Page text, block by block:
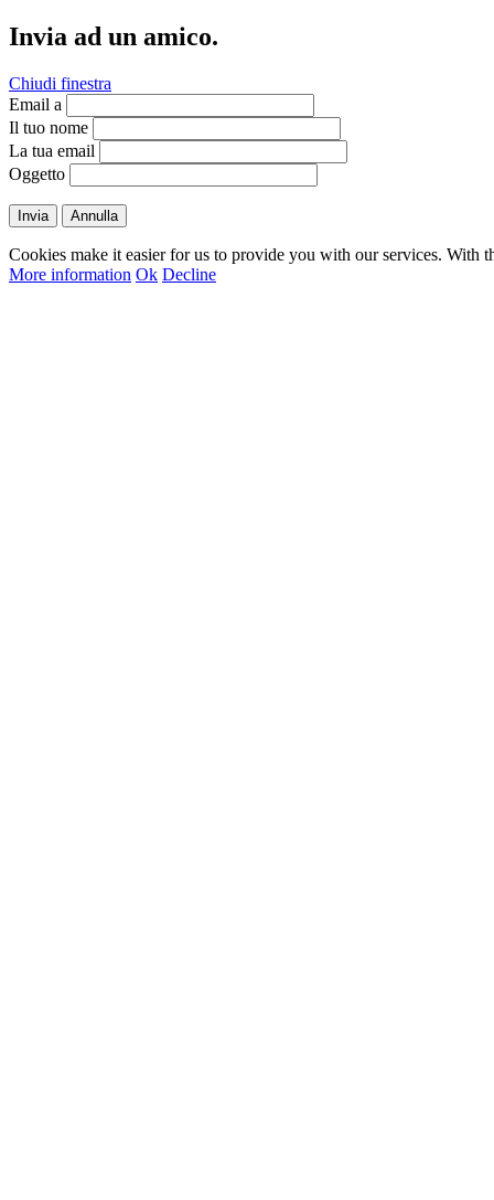
Invia ad un amico.
Chiudi finestra
Email a
Il tuo nome
La tua email
Oggetto
Invia Annulla
Cookies make it easier for us to provide you with our services. With
More information Ok Decline